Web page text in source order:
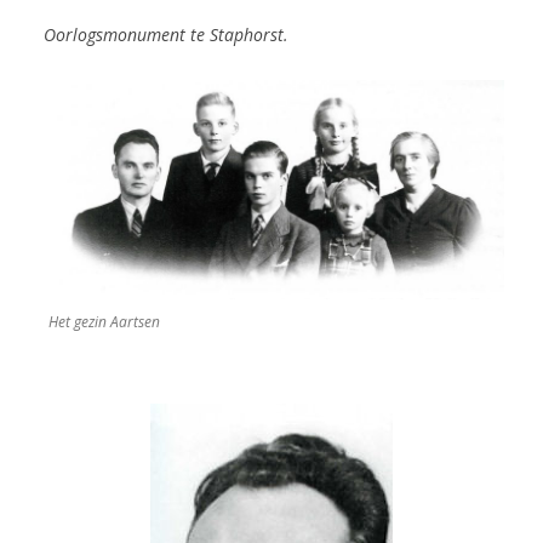
Oorlogsmonument te Staphorst.
Het gezin Aartsen